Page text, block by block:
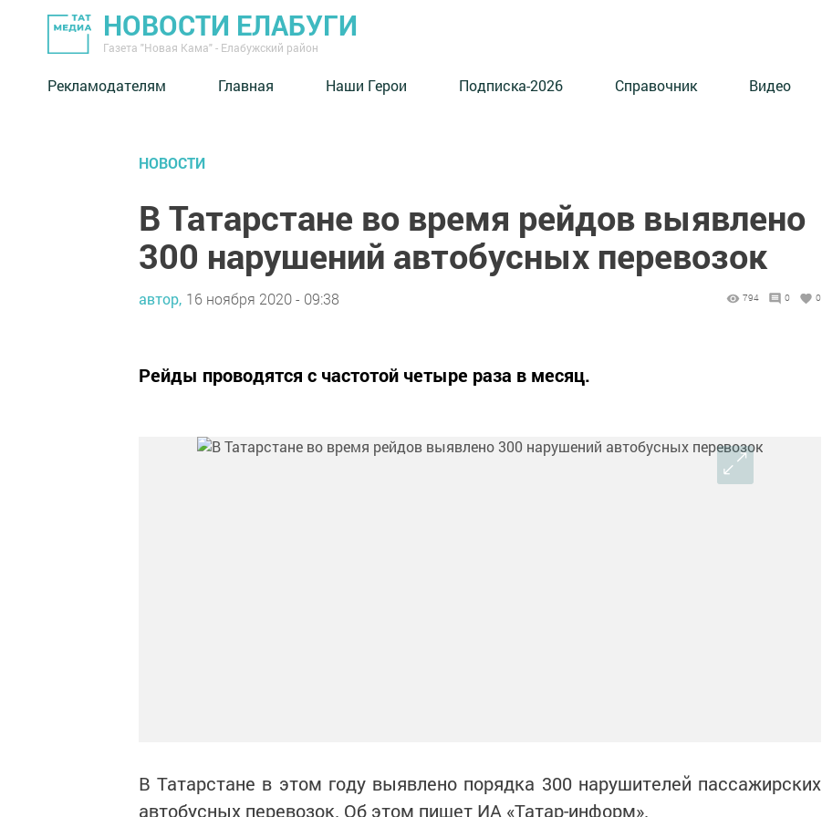
НОВОСТИ ЕЛАБУГИ
Газета "Новая Кама" - Елабужский район
Рекламодателям Главная Наши Герои Подписка-2026 Справочник Видео
НОВОСТИ
В Татарстане во время рейдов выявлено
300 нарушений автобусных перевозок
автор, 16 ноября 2020 - 09:38 794 0 0
Рейды проводятся с частотой четыре раза в месяц.
В Татарстане в этом году выявлено порядка 300 нарушителей пассажирских
автобусных перевозок. Об этом пишет ИА «Татар-информ».